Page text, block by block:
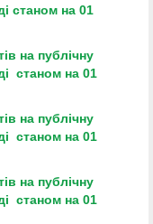
станом на 01
на публічну
станом на 01
на публічну
станом на 01
на публічну
станом на 01